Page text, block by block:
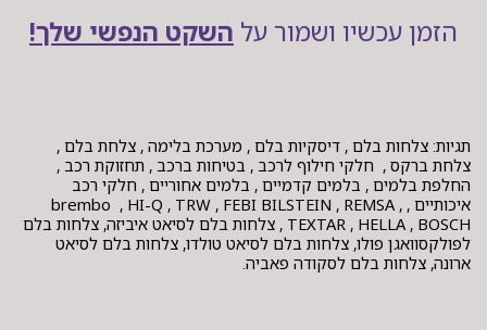
הזמן עכשיו ושמור על השקט הנפשי שלך!
תגיות: צלחות בלם , דיסקיות בלם , מערכת בלימה , צלחת בלם ,
צלחת ברקס , חלקי חילוף לרכב , בטיחות ברכב , תחזוקת רכב ,
החלפת בלמים , בלמים קדמיים , בלמים אחוריים , חלקי רכב
איכותיים , brembo , HI-Q , TRW , FEBI BILSTEIN , REMSA ,
TEXTAR , HELLA , BOSCH , צלחות בלם לסיאט איביזה, צלחות בלם
לפולקסוואגן פולו, צלחות בלם לסיאט טולדו, צלחות בלם לסיאט
ארונה, צלחות בלם לסקודה פאביה.